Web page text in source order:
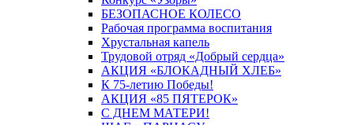
БЕЗОПАСНОЕ КОЛЕСО
Рабочая программа воспитания
Хрустальная капель
Трудовой отряд «Добрый сердца»
АКЦИЯ «БЛОКАДНЫЙ ХЛЕБ»
К 75-летию Победы!
АКЦИЯ «85 ПЯТЕРОК»
С ДНЕМ МАТЕРИ!